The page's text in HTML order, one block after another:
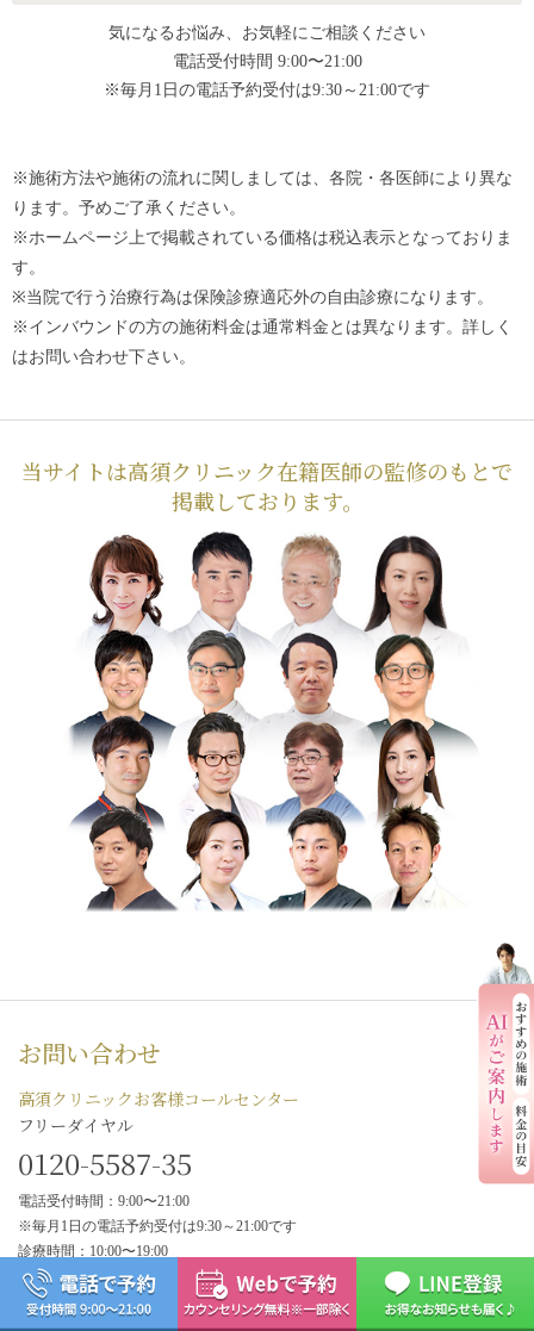
気になるお悩み、お気軽にご相談ください
電話受付時間 9:00〜21:00
※毎月1日の電話予約受付は9:30～21:00です
※施術方法や施術の流れに関しましては、各院・各医師により異な
ります。予めご了承ください。
※ホームページ上で掲載されている価格は税込表示となっておりま
す。
※当院で行う治療行為は保険診療適応外の自由診療になります。
※インバウンドの方の施術料金は通常料金とは異なります。詳しく
はお問い合わせ下さい。
当サイトは高須クリニック在籍医師の監修のもとで
掲載しております。
お問い合わせ
高須クリニックお客様コールセンター
フリーダイヤル
0120-5587-35
電話受付時間：9:00〜21:00
※毎月1日の電話予約受付は9:30～21:00です
診療時間：10:00〜19:00
カウンセリング予約 メール相談